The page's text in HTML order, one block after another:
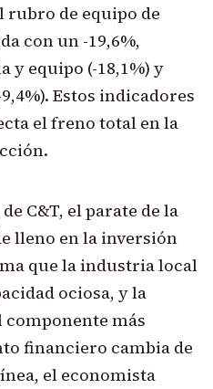
rubro de equipo de
con un -19,6%,
y equipo (-18,1%) y
Estos indicadores
el freno total en la
C&T, el parate de la
lleno en la inversión
que la industria local
ociosa, y la
más
financiero cambia de
el economista